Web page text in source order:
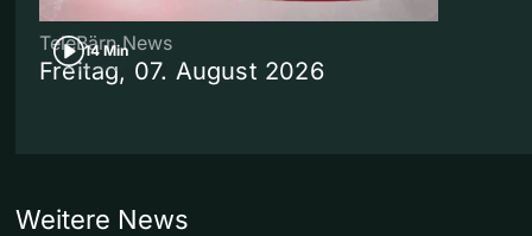
14 Min
TeleBärn News
Freitag, 07. August 2026
Weitere News